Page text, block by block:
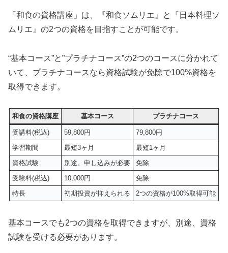
「和食の資格講座」は、『和食ソムリエ』と『日本料理ソ
ムリエ』の2つの資格を目指すことが可能です。
“基本コース”と”プラチナコース”の2つのコースに分かれて
いて、プラチナコースなら資格試験が免除で100%資格を
取得できます。
和食の資格講座 基本コース プラチナコース
受講料(税込) 59,800円
79,800円
学習期間
最短3ヶ月
最短1ヶ月
資格試験
別途、申し込みが必要
免除
受験料(税込)
10,000円
免除
特長
初期投資が抑えられる 2つの資格が100%取得可能
基本コースでも2つの資格を取得できますが、別途、資格
試験を受ける必要があります。